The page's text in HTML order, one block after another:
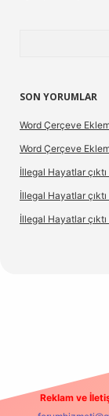
SON YORUMLAR
Word Çerçeve
Word Çerçeve
İllegal Hayatlar çıktı
İllegal Hayatlar çıktı
İllegal Hayatlar çıktı
Reklam ve